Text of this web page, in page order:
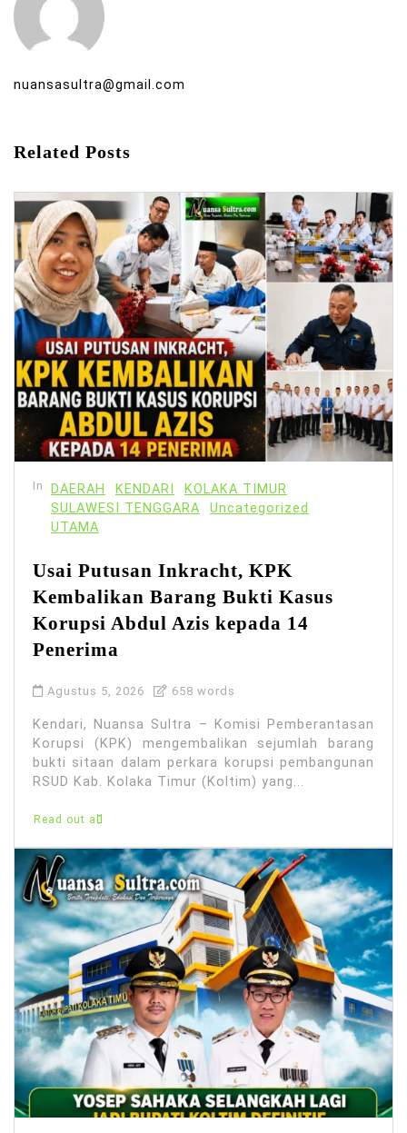
nuansasultra@gmail.com
Related Posts
In DAERAH KENDARI
KOLAKA TIMUR
SULAWESI TENGGARA
Uncategorized
UTAMA
Usai Putusan Inkracht, KPK
Kembalikan Barang Bukti Kasus
Korupsi Abdul Azis kepada 14
Penerima
Agustus 5, 2026 658 words
Kendari, Nuansa Sultra – Komisi Pemberantasan
Korupsi (KPK) mengembalikan sejumlah barang
bukti sitaan dalam perkara korupsi pembangunan
RSUD Kab. Kolaka Timur (Koltim) yang...
Read out all